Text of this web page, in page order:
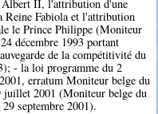
II, l'attribution d'une
Reine Fabiola et l'attribution
le Prince Philippe (Moniteur
décembre 1993 portant
de la compétitivité du
- la loi programme du 2
erratum Moniteur belge du
2001 (Moniteur belge du
septembre 2001).